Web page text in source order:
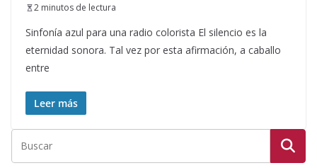
2 minutos de lectura
Sinfonía azul para una radio colorista El silencio es la
eternidad sonora. Tal vez por esta afirmación, a caballo
entre
Leer más